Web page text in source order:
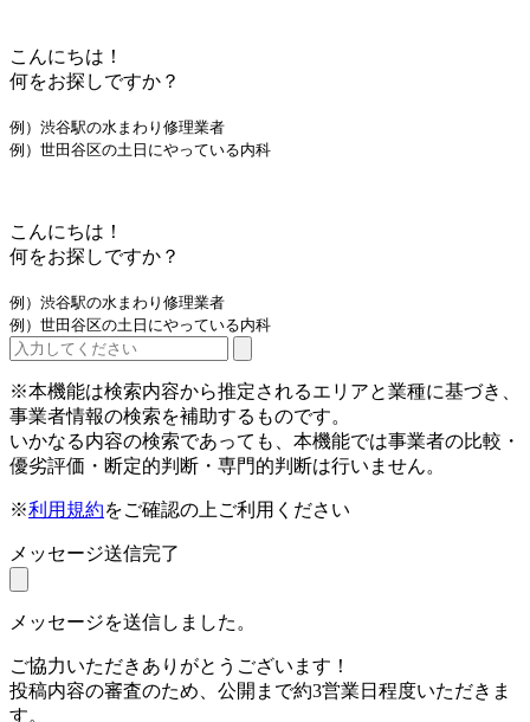
こんにちは！
何をお探しですか？
例）渋谷駅の水まわり修理業者
例）世田谷区の土日にやっている内科
こんにちは！
何をお探しですか？
例）渋谷駅の水まわり修理業者
例）世田谷区の土日にやっている内科
※本機能は検索内容から推定されるエリアと業種に基づき、
事業者情報の検索を補助するものです。
いかなる内容の検索であっても、本機能では事業者の比較・
優劣評価・断定的判断・専門的判断は行いません。
※利用規約をご確認の上ご利用ください
メッセージ送信完了
メッセージを送信しました。
ご協力いただきありがとうございます！
投稿内容の審査のため、公開まで約3営業日程度いただきま
す。